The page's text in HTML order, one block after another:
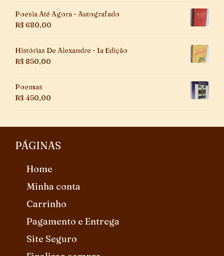
Poesia Até Agora - Autografado
R$ 680,00
Histórias De Alexandre - 1a Edição
R$ 850,00
Poemas
R$ 450,00
PÁGINAS
Home
Minha conta
Carrinho
Pagamento e Entrega
Site Seguro